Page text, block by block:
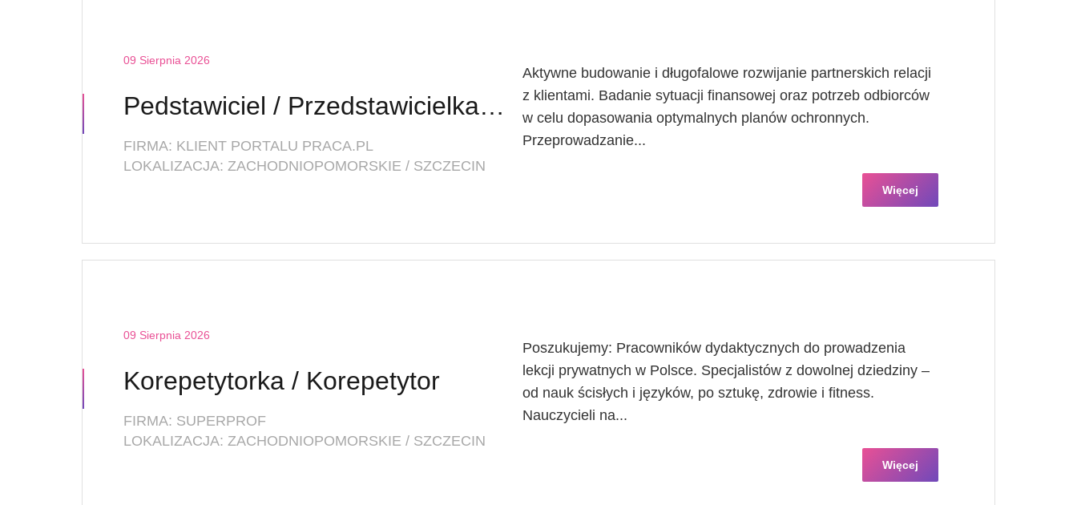
09 Sierpnia 2026
Pedstawiciel / Przedstawicielka ds. sprzedaży ubezpieczeń majątkowych
FIRMA: KLIENT PORTALU PRACA.PL
LOKALIZACJA: ZACHODNIOPOMORSKIE / SZCZECIN
Aktywne budowanie i długofalowe rozwijanie partnerskich relacji
z klientami. Badanie sytuacji finansowej oraz potrzeb odbiorców
w celu dopasowania optymalnych planów ochronnych.
Przeprowadzanie...
Więcej
09 Sierpnia 2026
Korepetytorka / Korepetytor
FIRMA: SUPERPROF
LOKALIZACJA: ZACHODNIOPOMORSKIE / SZCZECIN
Poszukujemy: Pracowników dydaktycznych do prowadzenia
lekcji prywatnych w Polsce. Specjalistów z dowolnej dziedziny –
od nauk ścisłych i języków, po sztukę, zdrowie i fitness.
Nauczycieli na...
Więcej